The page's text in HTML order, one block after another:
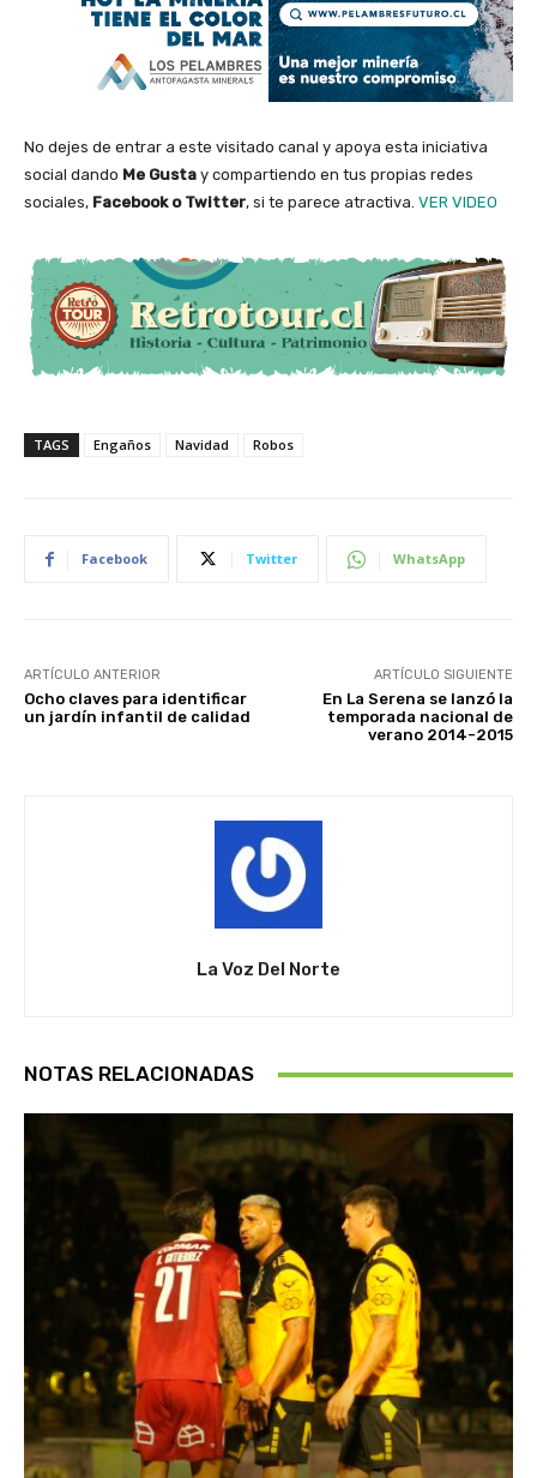
No dejes de entrar a este visitado canal y apoya esta iniciativa
social dando Me Gusta y compartiendo en tus propias redes
sociales, Facebook o Twitter, si te parece atractiva. VER VIDEO
TAGS Engaños Navidad Robos
Facebook Twitter WhatsApp
ARTÍCULO ANTERIOR
Ocho claves para identificar
un jardín infantil de calidad
ARTÍCULO SIGUIENTE
En La Serena se lanzó la
temporada nacional de
verano 2014-2015
La Voz Del Norte
NOTAS RELACIONADAS